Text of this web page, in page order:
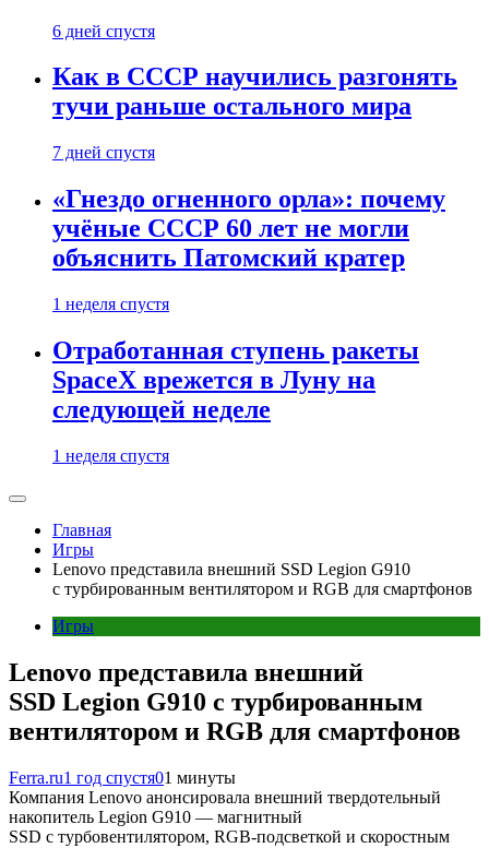
6 дней спустя
Как в СССР научились разгонять
тучи раньше остального мира
7 дней спустя
«Гнездо огненного орла»: почему
учёные СССР 60 лет не могли
объяснить Патомский кратер
1 неделя спустя
Отработанная ступень ракеты
SpaceX врежется в Луну на
следующей неделе
1 неделя спустя
Главная
Игры
Lenovo представила внешний SSD Legion G910
с турбированным вентилятором и RGB для смартфонов
Игры
Lenovo представила внешний
SSD Legion G910 с турбированным
вентилятором и RGB для смартфонов
Ferra.ru1 год спустя01 минуты
Компания Lenovo анонсировала внешний твердотельный
накопитель Legion G910 — магнитный
SSD с турбовентилятором, RGB-подсветкой и скоростным